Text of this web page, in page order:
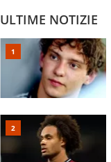
ULTIME NOTIZIE